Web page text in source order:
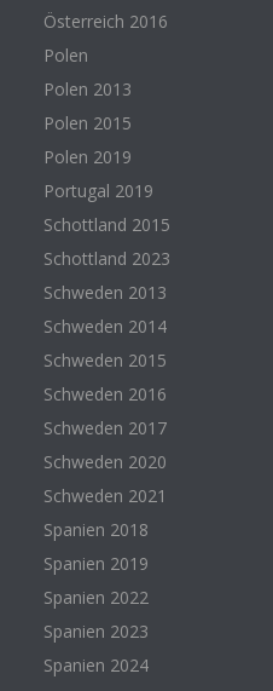
Österreich 2016
Polen
Polen 2013
Polen 2015
Polen 2019
Portugal 2019
Schottland 2015
Schottland 2023
Schweden 2013
Schweden 2014
Schweden 2015
Schweden 2016
Schweden 2017
Schweden 2020
Schweden 2021
Spanien 2018
Spanien 2019
Spanien 2022
Spanien 2023
Spanien 2024